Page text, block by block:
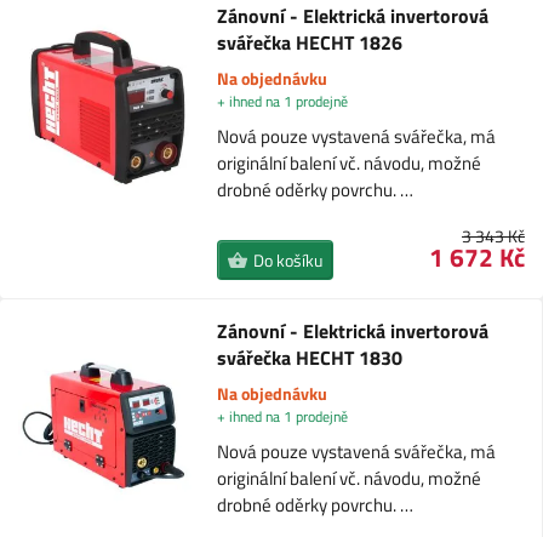
Zánovní - Elektrická invertorová
svářečka HECHT 1826
Na objednávku
+ ihned na 1 prodejně
Nová pouze vystavená svářečka, má
originální balení vč. návodu, možné
drobné oděrky povrchu. …
3 343 Kč
1 672 Kč
Do košíku
Zánovní - Elektrická invertorová
svářečka HECHT 1830
Na objednávku
+ ihned na 1 prodejně
Nová pouze vystavená svářečka, má
originální balení vč. návodu, možné
drobné oděrky povrchu. …